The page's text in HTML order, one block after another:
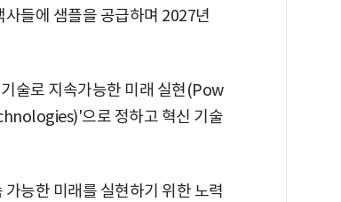
들에 샘플을 공급하며 2027년
술로 지속가능한 미래 실현(Pow
으로 정하고 혁신 기술
능한 미래를 실현하기 위한 노력